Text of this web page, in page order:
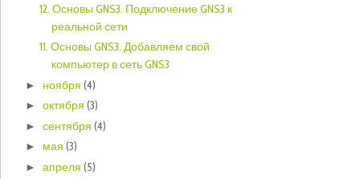
12. Основы GNS3. Подключение GNS3 к
реальной сети
11. Основы GNS3. Добавляем свой
компьютер в сеть GNS3
► ноября(4)
►октября(3)
►сентября(4)
► мая(3)
►апреля(5)